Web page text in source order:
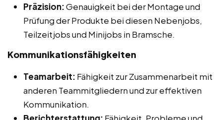
Präzision:Genauigkeit bei der Montage und
Prüfung der Produkte bei diesen Nebenjobs,
Teilzeitjobs und Minijobs in Bramsche.
Kommunikationsfähigkeiten
Teamarbeit: Fähigkeit zur Zusammenarbeit mit
anderen Teammitgliedern und zur effektiven
Kommunikation.